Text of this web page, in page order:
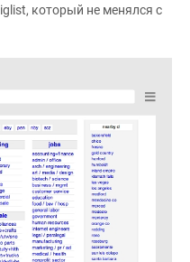
который не менялся с